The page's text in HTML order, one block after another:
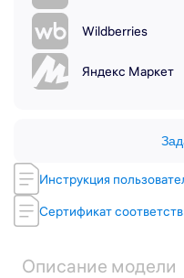
Инструкция
Сертификат
Wildberries
Яндекс Маркет
Описание модели